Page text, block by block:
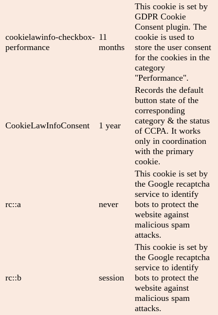
cookielawinfo-checkbox-
performance
11
months
This cookie is set by
GDPR Cookie
Consent plugin. The
cookie is used to
store the user consent
for the cookies in the
category
"Performance".
CookieLawInfoConsent 1 year
Records the default
button state of the
corresponding
category & the status
of CCPA. It works
only in coordination
with the primary
cookie.
rc::a never
This cookie is set by
the Google recaptcha
service to identify
bots to protect the
website against
malicious spam
attacks.
rc::b session
This cookie is set by
the Google recaptcha
service to identify
bots to protect the
website against
malicious spam
attacks.